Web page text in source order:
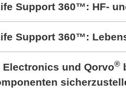
Support 360™: HF-
Support 360™:
Electronics und Qorvo®